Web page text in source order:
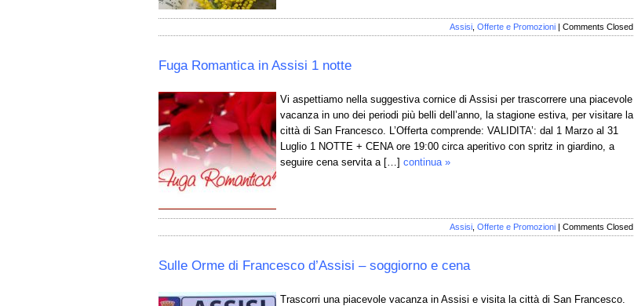
Assisi Offerte e Promozioni | Comments Closed
Fuga Romantica in Assisi 1 notte
Vi aspettiamo nella suggestiva cornice di Assisi per trascorrere una piacevole
vacanza in uno dei periodi più belli dell’anno, la stagione estiva, per visitare la
città di San Francesco. L’Offerta comprende: VALIDITA’: dal 1 Marzo al 31
Luglio 1 NOTTE + CENA ore 19:00 circa aperitivo con spritz in giardino, a
seguire cena servita a […] continua »
Assisi Offerte e Promozioni | Comments Closed
Sulle Orme di Francesco d’Assisi – soggiorno e cena
Trascorri una piacevole vacanza in Assisi e visita la città di San Francesco.